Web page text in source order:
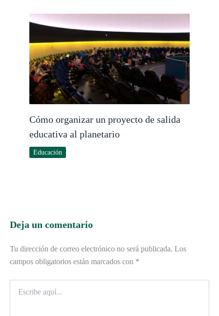
Cómo organizar un proyecto de salida
educativa al planetario
Educación
Deja un comentario
Tu dirección de correo electrónico no será publicada. Los
campos obligatorios están marcados con *
aquí...